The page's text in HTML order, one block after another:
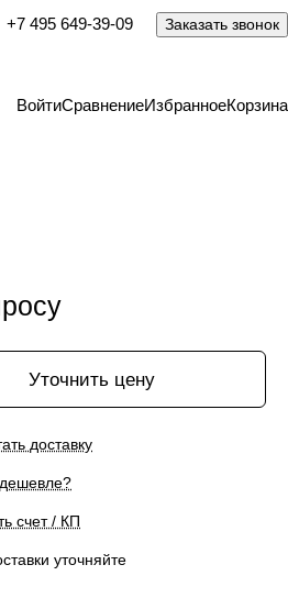
+7 495 649-39-09 Заказать звонок
ВойтиСравнениеИзбранноеКорзина
Уточнить цену
доставку
счет / КП
уточняйте